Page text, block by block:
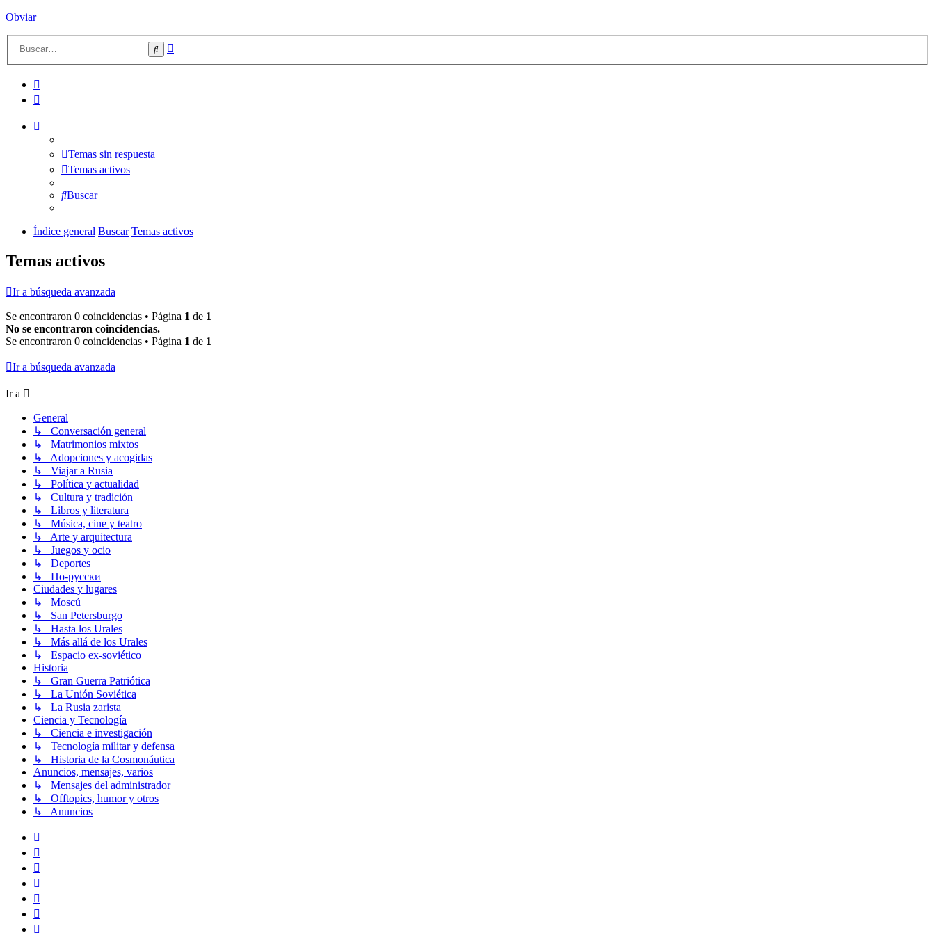
Obviar
Buscar
Temas sin respuesta
Temas activos
Buscar
Índice general Buscar Temas activos
Temas activos
Ir a búsqueda avanzada
Se encontraron 0 coincidencias • Página 1 de 1
No se encontraron coincidencias.
Se encontraron 0 coincidencias • Página 1 de 1
Ir a búsqueda avanzada
Ir a
General
↳ Conversación general
↳ Matrimonios mixtos
↳ Adopciones y acogidas
↳ Viajar a Rusia
↳ Política y actualidad
↳ Cultura y tradición
↳ Libros y literatura
↳ Música, cine y teatro
↳ Arte y arquitectura
↳ Juegos y ocio
↳ Deportes
↳ По-русски
Ciudades y lugares
↳ Moscú
↳ San Petersburgo
↳ Hasta los Urales
↳ Más allá de los Urales
↳ Espacio ex-soviético
Historia
↳ Gran Guerra Patriótica
↳ La Unión Soviética
↳ La Rusia zarista
Ciencia y Tecnología
↳ Ciencia e investigación
↳ Tecnología militar y defensa
↳ Historia de la Cosmonáutica
Anuncios, mensajes, varios
↳ Mensajes del administrador
↳ Offtopics, humor y otros
↳ Anuncios